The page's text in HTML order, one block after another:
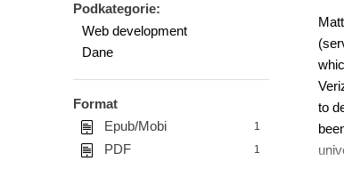
Podkategorie:
Web development
Dane
Format
Epub/Mobi
1
PDF 1
to